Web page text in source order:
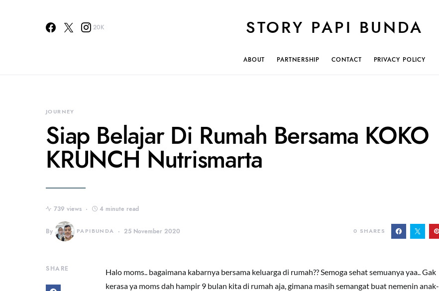
20K STORY PAPI BUNDA
ABOUT PARTNERSHIP CONTACT PRIVACY POLICY
JOURNEY
Siap Belajar Di Rumah Bersama KOKO
KRUNCH Nutrismarta
739 views 4 minute read
By PAPIBUNDA 25 November 2020 0 SHARES
SHARE
Halo moms.. bagaimana kabarnya bersama keluarga di rumah?? Semoga sehat semuanya yaa.. Gak
kerasa ya moms dah hampir 9 bulan kita di rumah aja, gimana masih semangat buat nemenin anak-